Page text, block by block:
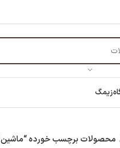
زیمگ
محصولات برچسب خورده “ماشین 1862 پرومکس”